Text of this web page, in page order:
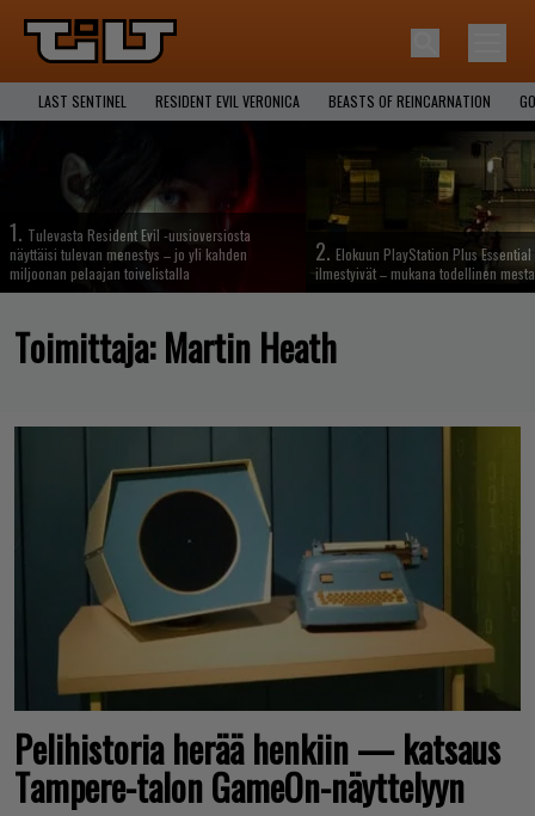
LAST SENTINEL RESIDENT EVIL VERONICA BEASTS OF REINCARNATION
1. Tulevasta Resident Evil -uusioversiosta
näyttäisi tulevan menestys – jo yli kahden
miljoonan pelaajan toivelistalla
2. Elokuun PlayStation Plus
ilmestyivät – mukana todellinen
Toimittaja:Martin Heath
Pelihistoria herää henkiin — katsaus
Tampere-talon GameOn-näyttelyyn